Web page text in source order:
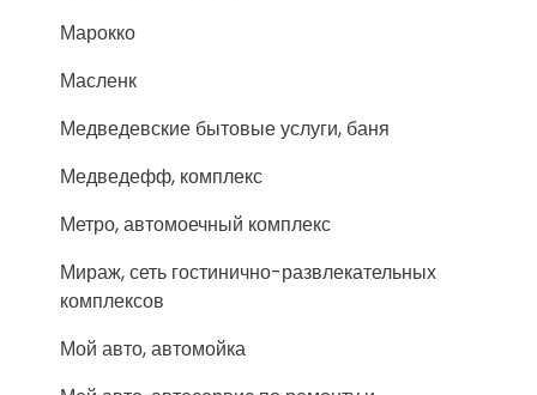
Марокко
Масленк
Медведевские бытовые услуги, баня
Медведефф, комплекс
Метро, автомоечный комплекс
Мираж, сеть гостинично-развлекательных
комплексов
Мой авто, автомойка